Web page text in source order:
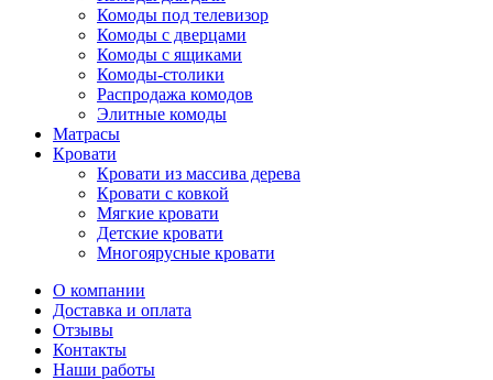
Комоды под телевизор
Комоды с дверцами
Комоды с ящиками
Комоды-столики
Распродажа комодов
Элитные комоды
Матрасы
Кровати
Кровати из массива дерева
Кровати с ковкой
Мягкие кровати
Детские кровати
Многоярусные кровати
О компании
Доставка и оплата
Отзывы
Контакты
Наши работы